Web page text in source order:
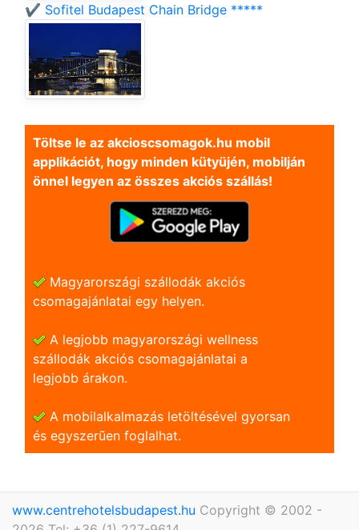
✔️ Sofitel Budapest Chain Bridge *****
Töltse le az akcioscsomagok.hu mobil
applikációt, hogy minden kütyüjén, mobilján
önnel legyen az összes akciós szállás!
Magyarországi szállodák akciós
csomagajánlatai egy helyen.
A legjobb magyarországi wellness
szállodák akciós csomagajánlatai a
legjobb árakon.
A mobilalkalmazás letöltésével gyorsan
és egyszerũen foglalhat.
www.centrehotelsbudapest.hu Copyright © 2002 -